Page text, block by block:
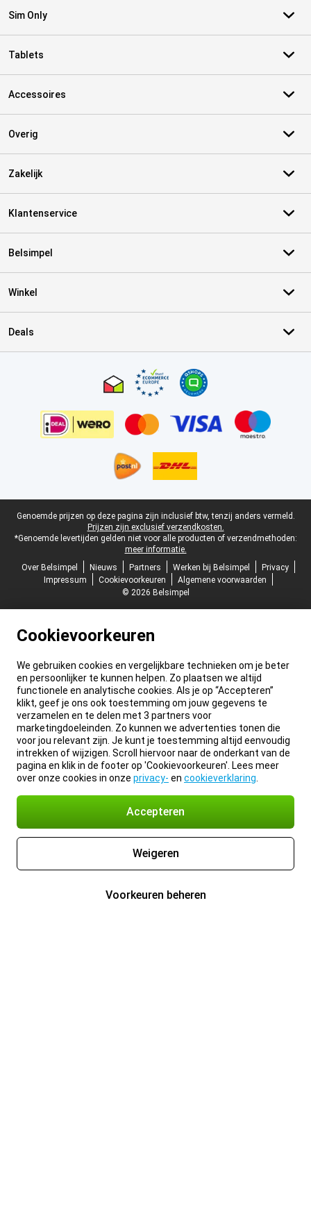
Sim Only
Tablets
Accessoires
Overig
Zakelijk
Klantenservice
Belsimpel
Winkel
Deals
Juridische voettekst
Genoemde prijzen op deze pagina zijn inclusief btw, tenzij anders vermeld.
Prijzen zijn exclusief verzendkosten.
*Genoemde levertijden gelden niet voor alle producten of verzendmethoden:
meer informatie.
Over Belsimpel
Nieuws Partners Werken bij Belsimpel
Privacy
Impressum
Cookievoorkeuren
Algemene voorwaarden
© 2026 Belsimpel
Cookievoorkeuren
We gebruiken cookies en vergelijkbare technieken om je beter
en persoonlijker te kunnen helpen. Zo plaatsen we altijd
functionele en analytische cookies. Als je op “Accepteren”
klikt, geef je ons ook toestemming om jouw gegevens te
verzamelen en te delen met 3 partners voor
marketingdoeleinden. Zo kunnen we advertenties tonen die
voor jou relevant zijn. Je kunt je toestemming altijd eenvoudig
intrekken of wijzigen. Scroll hiervoor naar de onderkant van de
pagina en klik in de footer op 'Cookievoorkeuren'. Lees meer
over onze cookies in onze privacy- en cookieverklaring
Accepteren
Weigeren
Voorkeuren beheren